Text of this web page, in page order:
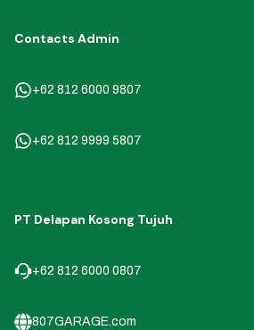
Contacts Admin
+62 812 6000 9807
+62 812 9999 5807
PT Delapan Kosong Tujuh
+62 812 6000 0807
807GARAGE.com